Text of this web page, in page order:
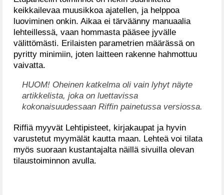
keikkailevaa muusikkoa ajatellen, ja helppoa
luoviminen onkin. Aikaa ei tärväänny manuaalia
lehteillessä, vaan hommasta pääsee jyvälle
välittömästi. Erilaisten parametrien määrässä on
pyritty minimiin, joten laitteen rakenne hahmottuu
vaivatta.
HUOM! Oheinen katkelma oli vain lyhyt näyte
artikkelista, joka on luettavissa
kokonaisuudessaan Riffin painetussa versiossa.
Riffiä myyvät Lehtipisteet, kirjakaupat ja hyvin
varustetut myymälät kautta maan. Lehteä voi tilata
myös suoraan kustantajalta näillä sivuilla olevan
tilaustoiminnon avulla.